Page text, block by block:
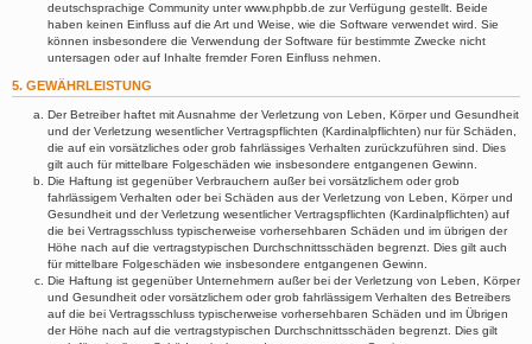
deutschsprachige Community unter www.phpbb.de zur Verfügung gestellt. Beide
haben keinen Einfluss auf die Art und Weise, wie die Software verwendet wird. Sie
können insbesondere die Verwendung der Software für bestimmte Zwecke nicht
untersagen oder auf Inhalte fremder Foren Einfluss nehmen.
5. GEWÄHRLEISTUNG
Der Betreiber haftet mit Ausnahme der Verletzung von Leben, Körper und Gesundheit
und der Verletzung wesentlicher Vertragspflichten (Kardinalpflichten) nur für Schäden,
die auf ein vorsätzliches oder grob fahrlässiges Verhalten zurückzuführen sind. Dies
gilt auch für mittelbare Folgeschäden wie insbesondere entgangenen Gewinn.
Die Haftung ist gegenüber Verbrauchern außer bei vorsätzlichem oder grob
fahrlässigem Verhalten oder bei Schäden aus der Verletzung von Leben, Körper und
Gesundheit und der Verletzung wesentlicher Vertragspflichten (Kardinalpflichten) auf
die bei Vertragsschluss typischerweise vorhersehbaren Schäden und im übrigen der
Höhe nach auf die vertragstypischen Durchschnittsschäden begrenzt. Dies gilt auch
für mittelbare Folgeschäden wie insbesondere entgangenen Gewinn.
Die Haftung ist gegenüber Unternehmern außer bei der Verletzung von Leben, Körper
und Gesundheit oder vorsätzlichem oder grob fahrlässigem Verhalten des Betreibers
auf die bei Vertragsschluss typischerweise vorhersehbaren Schäden und im Übrigen
der Höhe nach auf die vertragstypischen Durchschnittsschäden begrenzt. Dies gilt